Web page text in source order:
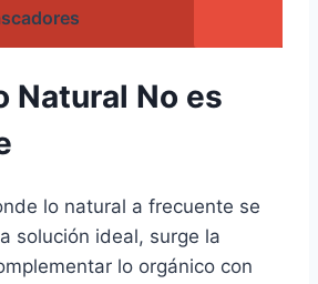
Natural No es
lo natural a frecuente se
solución ideal, surge la
lo orgánico con